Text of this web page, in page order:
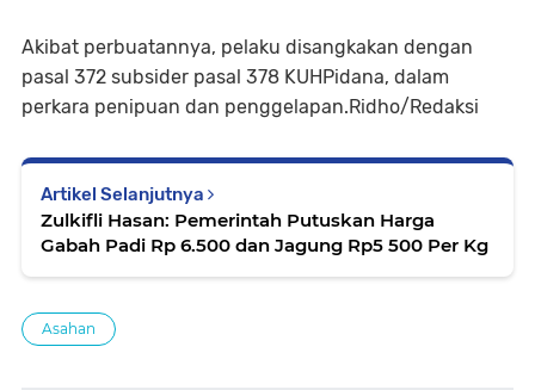
Akibat perbuatannya, pelaku disangkakan dengan
pasal 372 subsider pasal 378 KUHPidana, dalam
perkara penipuan dan penggelapan.Ridho/Redaksi
Artikel Selanjutnya
Zulkifli Hasan: Pemerintah Putuskan Harga
Gabah Padi Rp 6.500 dan Jagung Rp5 500 Per Kg
Asahan